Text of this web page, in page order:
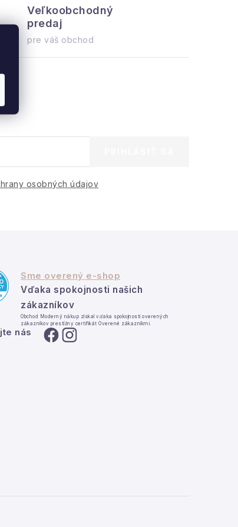
Veľkoobchodný
predaj
pre váš obchod
osobných údajov
Sme overený e-shop
Vďaka spokojnosti našich
zákazníkov
Obchod Moderný nákup získal vďaka spokojnosti overených
zákazníkov prestížny certifikát Overené zákazníkmi.
nás